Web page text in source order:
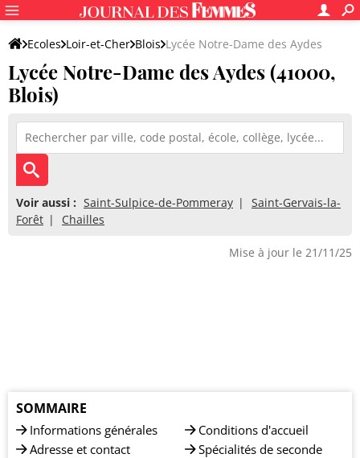
Ecoles Loir-et-Cher Blois Lycée Notre-Dame des Aydes
Lycée Notre-Dame des Aydes (41000,
Blois)
Voir aussi : Saint-Sulpice-de-Pommeray
Saint-Gervais-la-
Forêt
Chailles
Mise à jour le 21/11/25
SOMMAIRE
Informations générales
Adresse et contact
Conditions d'accueil
Spécialités de seconde